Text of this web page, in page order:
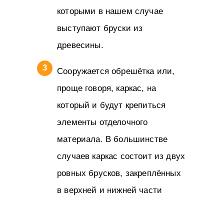
которыми в нашем случае
выступают бруски из
древесины.
Сооружается обрешётка или,
проще говоря, каркас, на
который и будут крепиться
элементы отделочного
материала. В большинстве
случаев каркас состоит из двух
ровных брусков, закреплённых
в верхней и нижней части